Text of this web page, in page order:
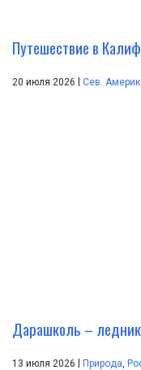
Путешествие в
20 июля 2026 Сев.
Дарашколь –
13 июля 2026 | Природа